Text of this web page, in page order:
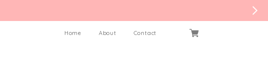
Home About Contact